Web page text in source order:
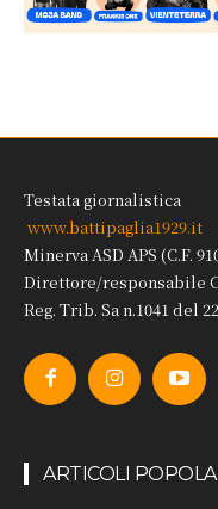
Testata giornalistica
www.battipaglia1929.it
Minerva ASD APS (C.F.
Direttore/responsabile
Reg. Trib. Sa n.1041 del
ARTICOLI